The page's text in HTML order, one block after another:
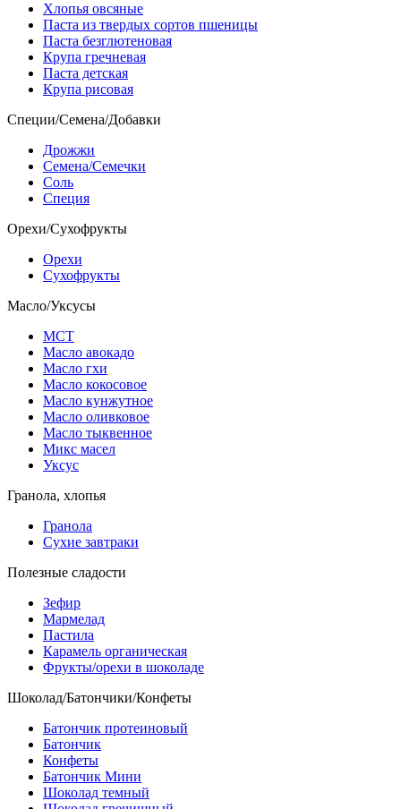
Хлопья овсяные
Паста из твердых сортов пшеницы
Паста безглютеновая
Крупа гречневая
Паста детская
Крупа рисовая
Специи/Семена/Добавки
Дрожжи
Семена/Семечки
Соль
Специя
Орехи/Сухофрукты
Орехи
Сухофрукты
Масло/Уксусы
МСТ
Масло авокадо
Масло гхи
Масло кокосовое
Масло кунжутное
Масло оливковое
Масло тыквенное
Микс масел
Уксус
Гранола, хлопья
Гранола
Сухие завтраки
Полезные сладости
Зефир
Мармелад
Пастила
Карамель органическая
Фрукты/орехи в шоколаде
Шоколад/Батончики/Конфеты
Батончик протеиновый
Батончик
Конфеты
Батончик Мини
Шоколад темный